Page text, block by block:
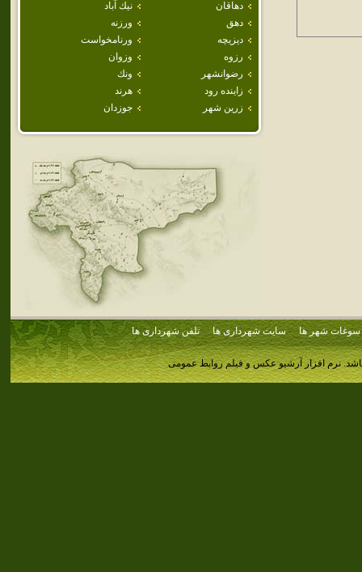
دهاقان
نيك آباد
دهق
ورزنه
ديزيچه
ورنامخواست
رزوه
وزوان
رضوانشهر
ونك
زاينده رود
هرند
زرين شهر
جوزدان
سوغات شهر ها سایت شهرداری ها تلفن شهرداری ها
نرم افزار آرشیو عکس و فیلم روابط عمومی